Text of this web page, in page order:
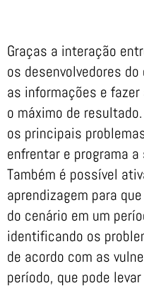
Graças a interação
os desenvolvedores
as informações e
o máximo de
os principais
enfrentar e programa
Também é possível
aprendizagem para
do cenário em um
identificando os
de acordo com as
período, que pode